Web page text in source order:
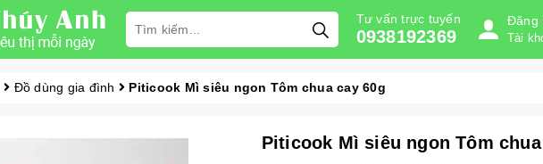
Tư vấn trực tuyến
0938192369
Đăng
Tài
Đồ dùng gia đình Piticook Mì siêu ngon Tôm chua cay 60g
Piticook Mì siêu ngon Tôm